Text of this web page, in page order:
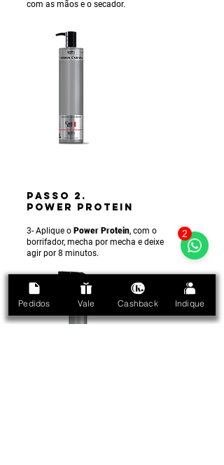
com as mãos e o secador.
PASSO 2.
POWER PROTEIN
3- Aplique o Power Protein, com o
borrifador, mecha por mecha e deixe
agir por 8 minutos.
Pedidos Vale Cashback Indique
2